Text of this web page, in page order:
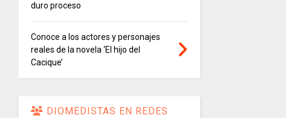
duro proceso
Conoce a los actores y personajes
reales de la novela ‘El hijo del
Cacique’
DIOMEDISTAS EN REDES